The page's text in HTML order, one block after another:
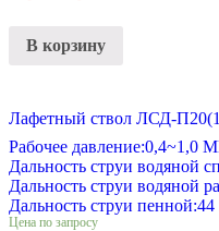
В корзину
Лафетный ствол ЛСД-
Рабочее давление:0,4~1,0
Дальность струи водяной
Дальность струи водяной
Дальность струи пенной:44
Цена по запросу